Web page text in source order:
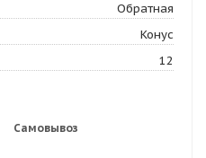
Обратная
Конус
12
Самовывоз